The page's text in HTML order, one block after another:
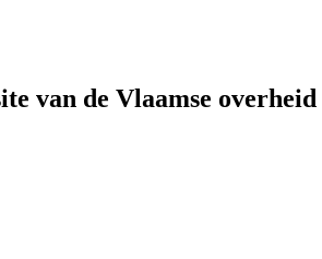
van de Vlaamse overheid